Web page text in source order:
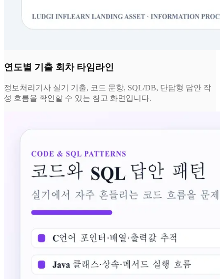
연도별 기출 회차 타임라인
정보처리기사 실기 기출, 코드 문항, SQL/DB, 단답형 답안 작
성 흐름을 확인할 수 있는 참고 화면입니다.